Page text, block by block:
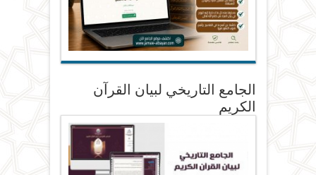
الجامع التاريخي لبيان القرآن
الكريم